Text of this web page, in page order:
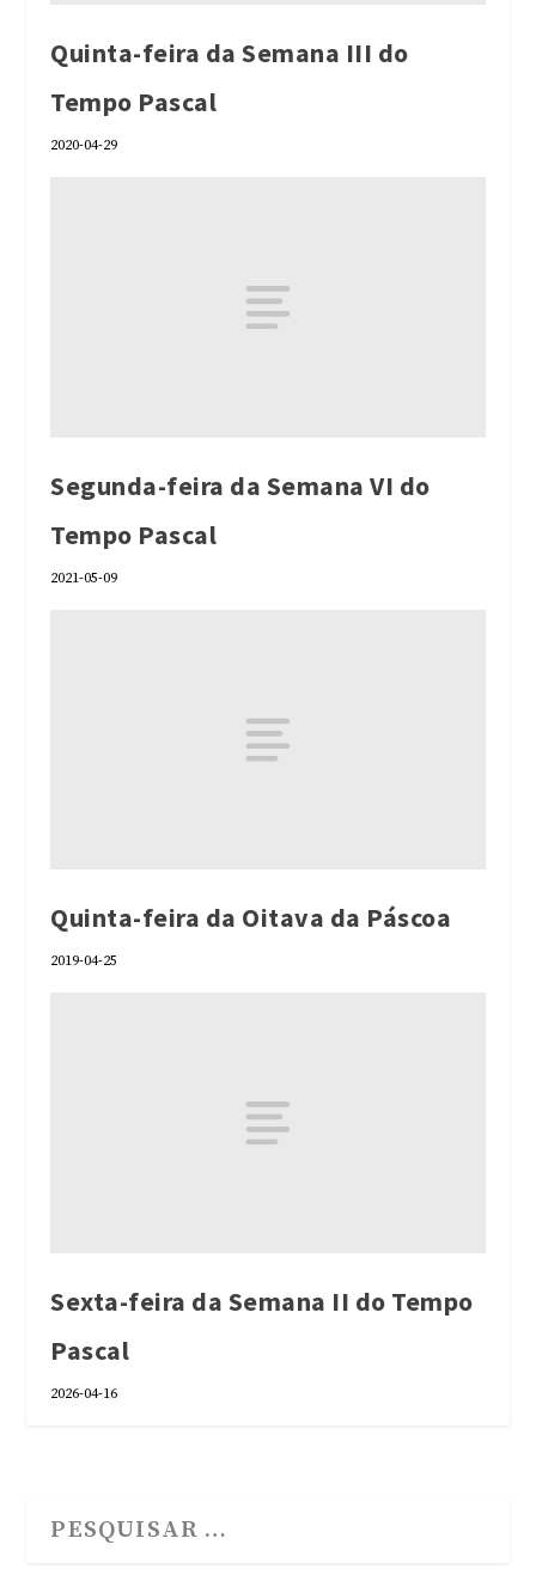
Quinta-feira da Semana III do
Tempo Pascal
2020-04-29
Segunda-feira da Semana VI do
Tempo Pascal
2021-05-09
Quinta-feira da Oitava da Páscoa
2019-04-25
Sexta-feira da Semana II do Tempo
Pascal
2026-04-16